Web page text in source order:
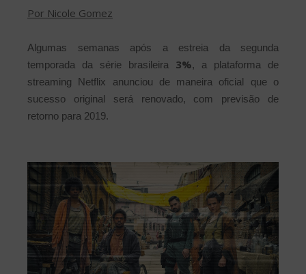
Por Nicole Gomez
Algumas semanas após a estreia da segunda
temporada da série brasileira 3%, a plataforma de
streaming Netflix anunciou de maneira oficial que o
sucesso original será renovado, com previsão de
retorno para 2019.